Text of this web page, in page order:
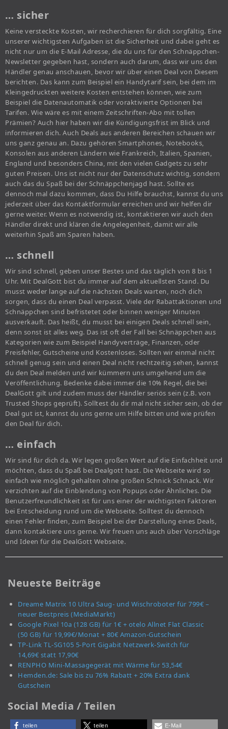
… sicher
Keine versteckte Kosten, wir recherchieren für dich sorgfältig. Eine
unserer wichtigsten Aufgaben ist die Sicherheit und dabei geht es
nicht nur um die E-Mail Adresse, die du uns für den Schnäppchen-
Newsletter gegeben hast, sondern auch darum, dass wir uns den
Händler genau anschauen, bevor wir über einen Deal von Diesem
berichten. Das kann zum Beispiel ein Handytarif sein, bei dem im
Kleingedruckten weitere Kosten entstehen können, wie zum
Beispiel die Datenautomatik oder voraktivierte Optionen bei
Tarifen. Wie wäre es mit einem Zeitschriften-Abo mit tollen
Prämien? Auch hier haben wir die Kündigungsfrist im Blick und
informieren dich. Auch Deals aus anderen Bereichen schauen wir
uns ganz genau an. Dazu gehören Smartphones, Notebooks,
Konsolen aus anderen Ländern wie Frankreich, Italien, Spanien,
England und besonders China, mit den vielen Gadgets zu sehr
guten Preisen. Uns ist nicht nur der Datenschutz wichtig, sondern
auch das du Spaß bei der Schnäppchenjagd hast. Sollte es
dennoch mal dazu kommen, dass Du Hilfe brauchst, kannst du uns
jederzeit über das Kontaktformular erreichen und wir helfen dir
gerne weiter. Wenn es notwendig ist, kontaktieren wir auch den
Händler direkt und klären die Angelegenheit, damit wir alle
weiterhin Spaß am Sparen haben.
… schnell
Wir sind schnell, geben unser Bestes und das täglich von 8 bis 1
Uhr. Mit DealGott bist du immer auf dem aktuellsten Stand. Du
musst weder lange auf die nächsten Deals warten, noch dich
sorgen, dass du einen Deal verpasst. Viele der Rabattaktionen und
Schnäppchen sind befristetet oder binnen weniger Minuten
ausverkauft. Das heißt, du musst bei einigen Deals schnell sein,
denn sonst ist alles weg. Das ist oft der Fall bei Schnäppchen aus
Kategorien wie zum Beispiel Handyverträge, Finanzen, oder
Preisfehler, Gutscheine und Kostenloses. Sollten wir einmal nicht
schnell genug sein und einen Deal nicht rechtzeitig sehen, kannst
du den Deal melden und wir kümmern uns umgehend um die
Veröffentlichung. Bedenke dabei immer die 10% Regel, die bei
DealGott gilt und zudem muss der Händler seriös sein (z.B. von
Trusted Shops geprüft). Solltest du dir mal nicht sicher sein, ob der
Deal gut ist, kannst du uns gerne um Hilfe bitten und wie prüfen
den Deal für dich.
… einfach
Wir sind für dich da. Wir legen großen Wert auf die Einfachheit und
möchten, dass du Spaß bei Dealgott hast. Die Webseite wird so
einfach wie möglich gehalten ohne großen Schnick Schnack. Wir
verzichten auf die Einblendung von Popups oder Ähnliches. Die
Benutzerfreundlichkeit ist für uns einer der wichtigsten Faktoren
bei Entscheidung rund um die Webseite. Solltest du dennoch
einen Fehler finden, zum Beispiel bei der Darstellung eines Deals,
dann kontaktiere uns gerne. Wir freuen uns auch über Vorschläge
und Ideen für die DealGott Webseite.
Neueste Beiträge
Dreame Matrix 10 Ultra Saug- und Wischroboter für 799€ –
neuer Bestpreis (MediaMarkt)
Google Pixel 10a (128 GB) für 1€ + otelo Allnet Flat Classic
(50 GB) für 19,99€/Monat + 80€ Amazon-Gutschein
TP-Link TL-SG105 5-Port Gigabit Netzwerk-Switch für
14,69€ statt 17,90€
RENPHO Mini-Massagegerät mit Wärme für 53,54€
Hemden.de: Sale bis zu 76% Rabatt + 20% Extra dank
Gutschein
Social Media / Teilen
teilen teilen E-Mail